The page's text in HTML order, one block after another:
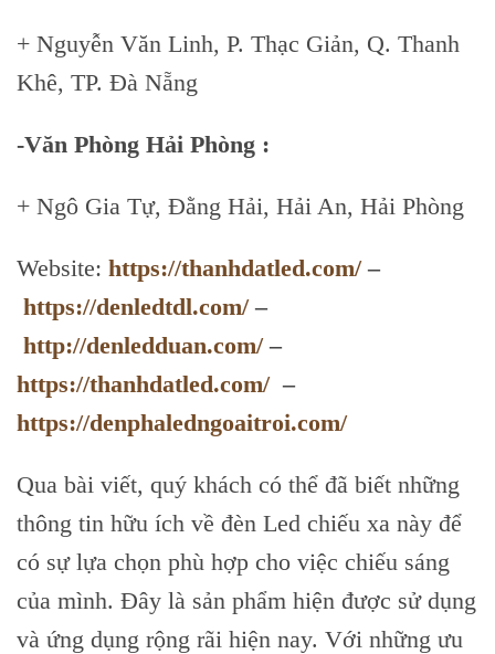
+ Nguyễn Văn Linh, P. Thạc Giản, Q. Thanh
Khê, TP. Đà Nẵng
-Văn Phòng Hải Phòng :
+ Ngô Gia Tự, Đằng Hải, Hải An, Hải Phòng
Website: https://thanhdatled.com/–
https://denledtdl.com/–
http://denledduan.com/–
https://thanhdatled.com/–
https://denphaledngoaitroi.com/
Qua bài viết, quý khách có thể đã biết những
thông tin hữu ích về đèn Led chiếu xa này để
có sự lựa chọn phù hợp cho việc chiếu sáng
của mình. Đây là sản phẩm hiện được sử dụng
và ứng dụng rộng rãi hiện nay. Với những ưu